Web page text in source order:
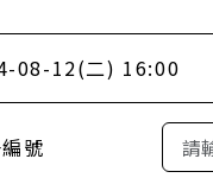
08-12(二) 16:00
號